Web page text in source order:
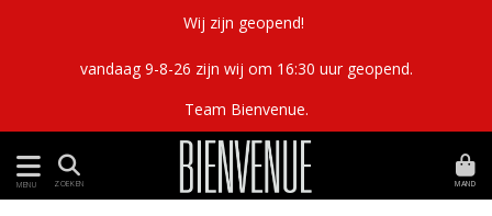
Wij zijn geopend!
vandaag 9-8-26 zijn wij om 16:30 uur geopend.
Team Bienvenue.
MENU ZOEKEN MAND